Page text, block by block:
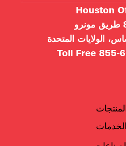
Houston
الولايات المتحدة
855-
Toll Free
الخدمات